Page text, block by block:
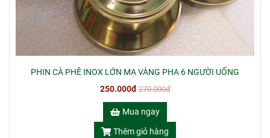
PHIN CÀ PHÊ INOX LỚN MẠ VÀNG PHA 6 NGƯỜI UỐNG
250.000đ 270.000đ
Mua ngay
Thêm giỏ hàng